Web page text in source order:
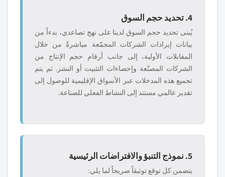
4. تحديد حجم السوق
يُبنى تحديد حجم السوق لدينا على نهج تصاعدي، بدءاً من
بيانات إيرادات الشركات المجمّعة مباشرةً من خلال
المقابلات الأولية، إلى جانب أرقام حجم الإنتاج من
الشركات المصنّعة وإحصاءات التثبيت أو النشر. ثم يتم
تجميع هذه المدخلات عبر الأسواق الإقليمية للوصول إلى
تقدير عالمي مستند إلى النشاط الفعلي للصناعة.
5. نموذج التنبؤ والافتراضات الرئيسية
يتضمن كل توقع توثيقاً صريحاً لما يلي: